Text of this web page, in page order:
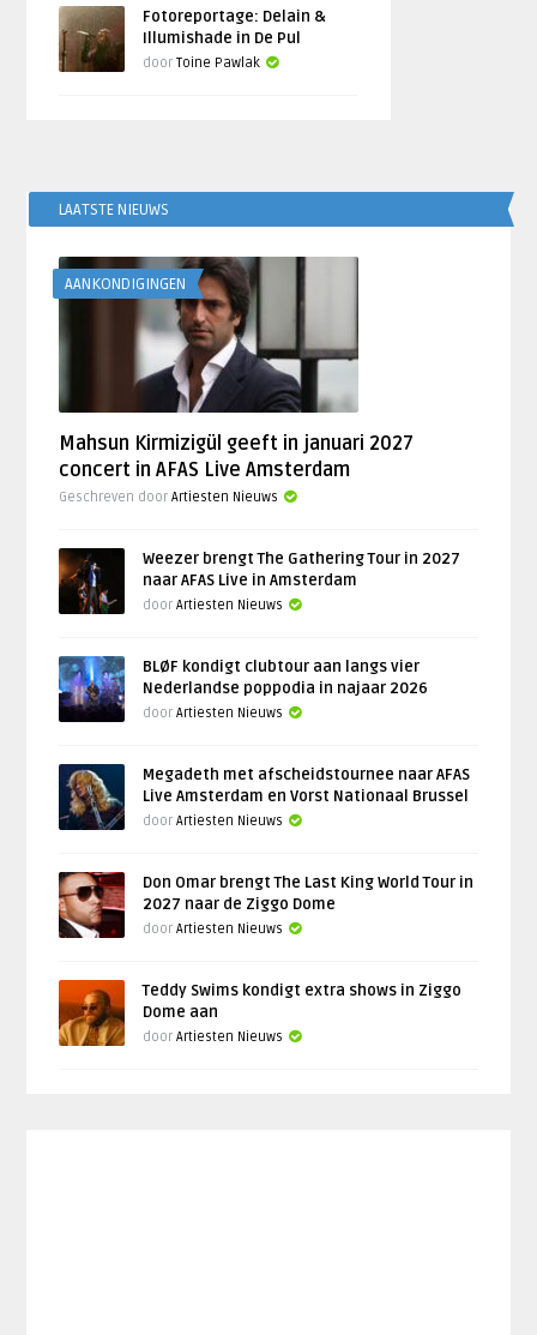
Fotoreportage: Delain &
Illumishade in De Pul
doorToine Pawlak
LAATSTE NIEUWS
AANKONDIGINGEN
Mahsun Kirmizigül geeft in januari 2027
concert in AFAS Live Amsterdam
Geschreven doorArtiesten Nieuws
Weezer brengt The Gathering Tour in 2027
naar AFAS Live in Amsterdam
doorArtiesten Nieuws
BLØF kondigt clubtour aan langs vier
Nederlandse poppodia in najaar 2026
doorArtiesten Nieuws
Megadeth met afscheidstournee naar AFAS
Live Amsterdam en Vorst Nationaal Brussel
doorArtiesten Nieuws
Don Omar brengt The Last King World Tour in
2027 naar de Ziggo Dome
doorArtiesten Nieuws
Teddy Swims kondigt extra shows in Ziggo
Dome aan
doorArtiesten Nieuws